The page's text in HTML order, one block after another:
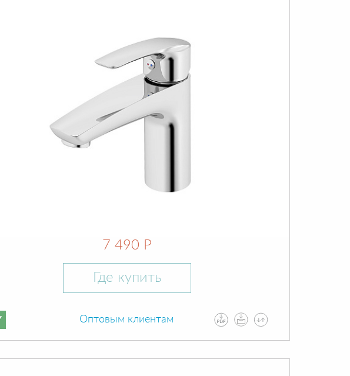
7 490 Р
Где купить
Оптовым клиентам